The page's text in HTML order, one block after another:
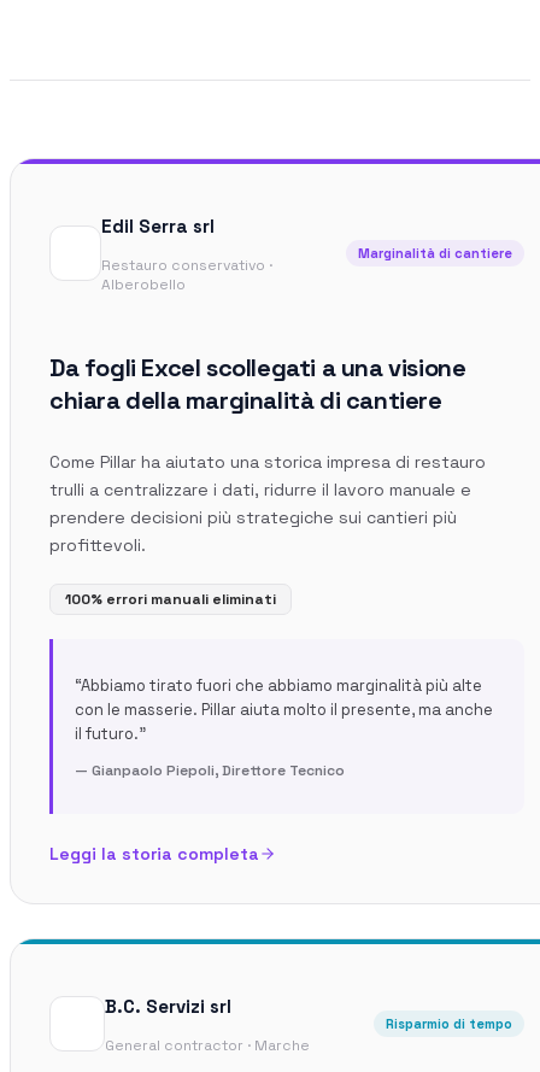
Calcolatori e strumenti gratuiti per la tua impresa
Storie di imprese edili che usano Pillar
Norme, cassa e cantiere spiegati facile
Webinar
Conversazioni dal vivo e on-demand con il team di Pillar
🇮🇹
🇵🇪Peru 🇦🇷Argentina
🇪🇸Spain 🇧🇷Brazil 🇵🇹Portugal
🇵🇱Poland 🇬🇧United Kingdom
Prenota un appuntamento
Edil Serra srl
Restauro conservativo ·
Alberobello
Marginalità di cantiere
Da fogli Excel scollegati a una visione
chiara della marginalità di cantiere
Come Pillar ha aiutato una storica impresa di restauro
trulli a centralizzare i dati, ridurre il lavoro manuale e
prendere decisioni più strategiche sui cantieri più
profittevoli.
100% errori manuali eliminati
“Abbiamo tirato fuori che abbiamo marginalità più alte
con le masserie. Pillar aiuta molto il presente, ma anche
il futuro.”
— Gianpaolo Piepoli,Direttore Tecnico
Leggi la storia completa
B.C. Servizi srl
General contractor · Marche
Risparmio di tempo